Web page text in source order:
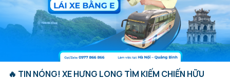
🔥 TIN NÓNG! XE HƯNG LONG TÌM KIẾM CHIẾN HỮU